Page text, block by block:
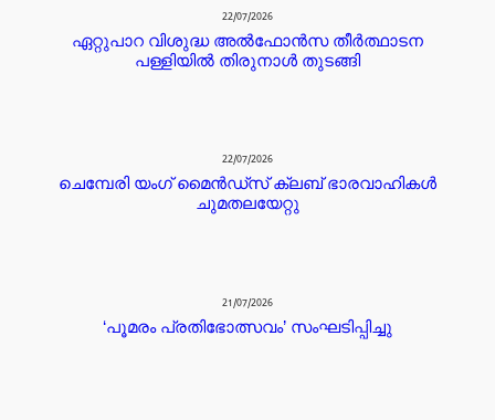
22/07/2026
ഏറ്റുപാറ വിശുദ്ധ അൽഫോൻസ തീർത്ഥാടന
പള്ളിയിൽ തിരുനാൾ തുടങ്ങി
22/07/2026
ചെമ്പേരി യംഗ് മൈൻഡ്സ് ക്ലബ് ഭാരവാഹികൾ
ചുമതലയേറ്റു
21/07/2026
‘പൂമരം പ്രതിഭോത്സവം’ സംഘടിപ്പിച്ചു